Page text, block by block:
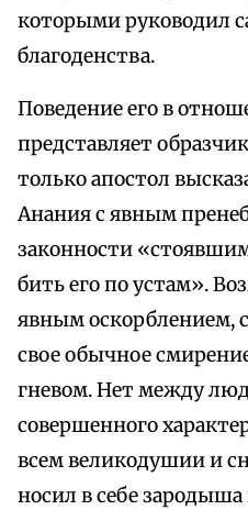
которыми руководил
благоденства.
Поведение его в
представляет
только апостол
Анания с явным
законности
бить его по устам».
явным оскорблением,
свое обычное
гневом. Нет между
совершенного
всем великодушии и
носил в себе